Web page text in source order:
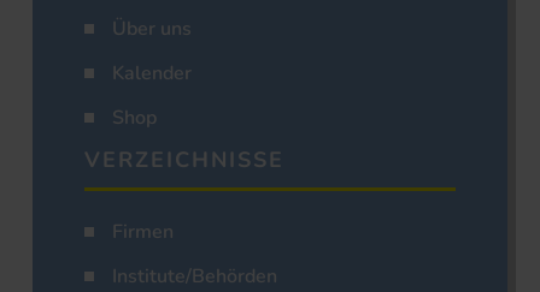
Über uns
Kalender
Shop
VERZEICHNISSE
Firmen
Institute/Behörden